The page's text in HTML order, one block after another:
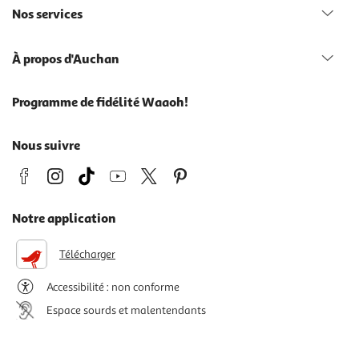
Nos services
À propos d'Auchan
Programme de fidélité Waaoh!
Nous suivre
Notre application
Télécharger
Accessibilité : non conforme
Espace sourds et malentendants